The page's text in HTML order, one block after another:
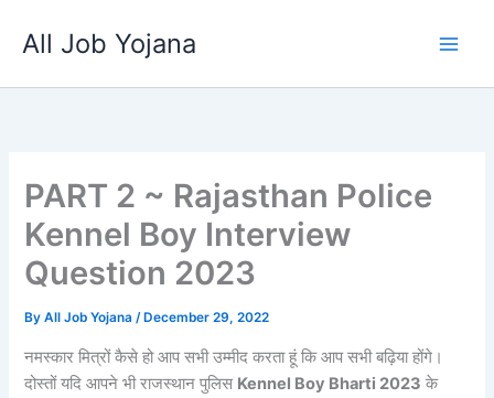
All Job Yojana
PART 2 ~ Rajasthan Police
Kennel Boy Interview
Question 2023
ByAll Job Yojana/ December 29, 2022
नमस्कार मित्रों कैसे हो आप सभी उम्मीद करता हूं कि आप सभी बढ़िया होंगे।
दोस्तों यदि आपने भी राजस्थान पुलिस Kennel Boy Bharti 2023 के